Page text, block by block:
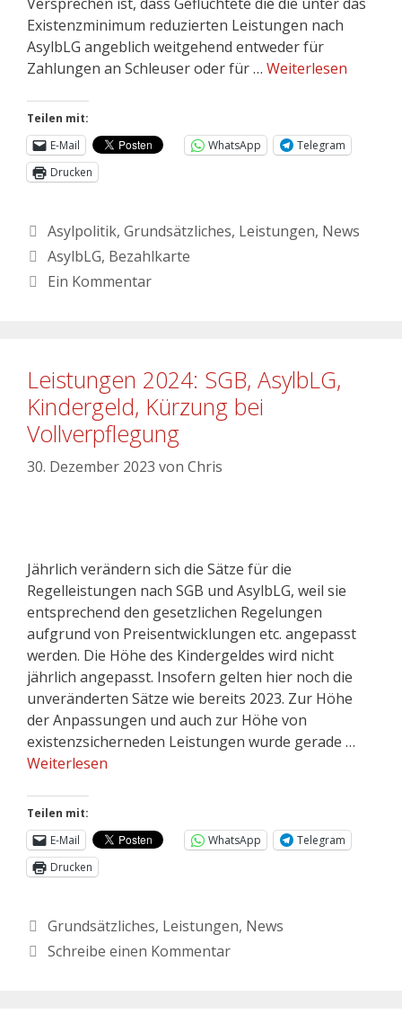
Existenzminimum reduzierten Leistungen nach
AsylbLG angeblich weitgehend entweder für
Zahlungen an Schleuser oder für … Weiterlesen
Teilen mit:
E-Mail
WhatsApp
Telegram
Drucken
Asylpolitik, Grundsätzliches, Leistungen, News
AsylbLG, Bezahlkarte
Ein Kommentar
Leistungen 2024: SGB, AsylbLG,
Kindergeld, Kürzung bei
Vollverpflegung
30. Dezember 2023 von Chris
Jährlich verändern sich die Sätze für die
Regelleistungen nach SGB und AsylbLG, weil sie
entsprechend den gesetzlichen Regelungen
aufgrund von Preisentwicklungen etc. angepasst
werden. Die Höhe des Kindergeldes wird nicht
jährlich angepasst. Insofern gelten hier noch die
unveränderten Sätze wie bereits 2023. Zur Höhe
der Anpassungen und auch zur Höhe von
existenzsicherneden Leistungen wurde gerade …
Weiterlesen
Teilen mit:
E-Mail
WhatsApp
Telegram
Drucken
Grundsätzliches, Leistungen, News
Schreibe einen Kommentar